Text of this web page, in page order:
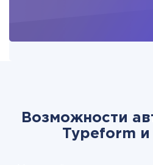
Возможности
Typeform и